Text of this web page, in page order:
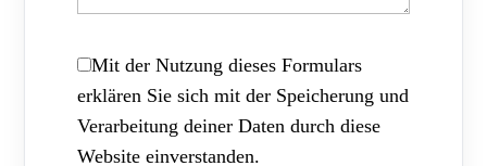
Mit der Nutzung dieses Formulars
erklären Sie sich mit der Speicherung und
Verarbeitung deiner Daten durch diese
Website einverstanden.